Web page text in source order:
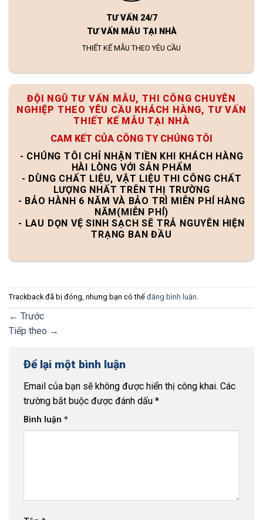
TƯ VẤN 24/7
TƯ VẤN MẪU TẠI NHÀ
THIẾT KẾ MẪU THEO YÊU CẦU
ĐỘI NGŨ TƯ VẤN MẪU, THI CÔNG CHUYÊN
NGHIỆP THEO YÊU CẦU KHÁCH HÀNG, TƯ VẤN
THIẾT KẾ MẪU TẠI NHÀ
CAM KẾT CỦA CÔNG TY CHÚNG TÔI
- CHÚNG TÔI CHỈ NHẬN TIỀN KHI KHÁCH HÀNG
HÀI LÒNG VỚI SẢN PHẨM
- DÙNG CHẤT LIỆU, VẬT LIỆU THI CÔNG CHẤT
LƯỢNG NHẤT TRÊN THỊ TRƯỜNG
- BẢO HÀNH 6 NĂM VÀ BẢO TRÌ MIỄN PHÍ HÀNG
NĂM(MIỄN PHÍ)
- LAU DỌN VỆ SINH SẠCH SẼ TRẢ NGUYÊN HIỆN
TRẠNG BAN ĐẦU
Trackback đã bị đóng, nhưng bạn có thể đăng bình luận.
← Trước
Tiếp theo →
Để lại một bình luận
Email của bạn sẽ không được hiển thị công khai. Các
trường bắt buộc được đánh dấu *
Bình luận *